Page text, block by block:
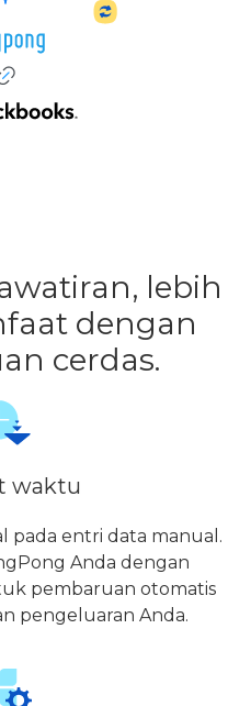
lebih
dengan
cerdas.
waktu
pada entri data manual.
Anda dengan
pembaruan otomatis
pengeluaran Anda.